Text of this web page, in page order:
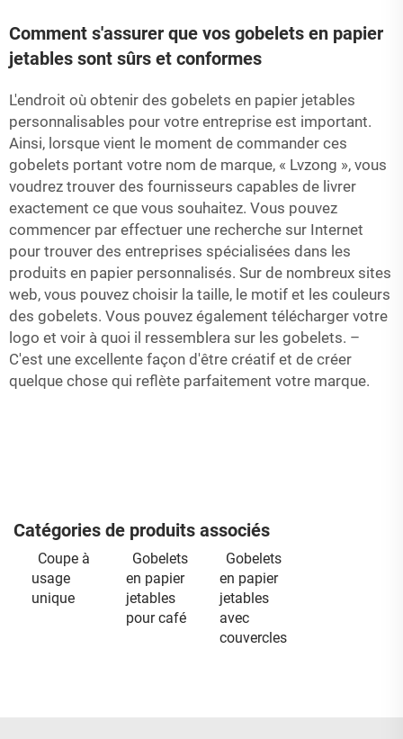
Comment s'assurer que vos gobelets en papier
jetables sont sûrs et conformes
L'endroit où obtenir des gobelets en papier jetables
personnalisables pour votre entreprise est important.
Ainsi, lorsque vient le moment de commander ces
gobelets portant votre nom de marque, « Lvzong », vous
voudrez trouver des fournisseurs capables de livrer
exactement ce que vous souhaitez. Vous pouvez
commencer par effectuer une recherche sur Internet
pour trouver des entreprises spécialisées dans les
produits en papier personnalisés. Sur de nombreux sites
web, vous pouvez choisir la taille, le motif et les couleurs
des gobelets. Vous pouvez également télécharger votre
logo et voir à quoi il ressemblera sur les gobelets. –
C'est une excellente façon d'être créatif et de créer
quelque chose qui reflète parfaitement votre marque.
Catégories de produits associés
Coupe à
usage
unique
Gobelets
en papier
jetables
pour café
Gobelets
en papier
jetables
avec
couvercles